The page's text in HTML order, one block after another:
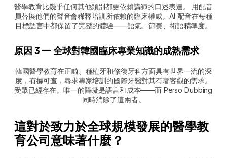
醫學教育比幾乎任何其他類別都更依賴講師的口述表達。 用配音
員替換他們的聲音會稀釋培訓所依賴的臨床權威。AI 配音在每種
目標語言中都保留了完整的體驗——語氣、節奏、術語精準度。
原因 3 — 全球對韓國臨床專業知識的成熟需求
韓國醫學教育在正畸、種植牙和修復牙科方面具有世界一流的深
度，有據可查，尋求專家培訓的國際牙醫對其有著客觀的需求。
受眾已經存在。唯一的障礙是語言和成本——而 Perso Dubbing
同時消除了這兩者。
這對於致力於全球規模發展的醫學教
育公司意味著什麼？